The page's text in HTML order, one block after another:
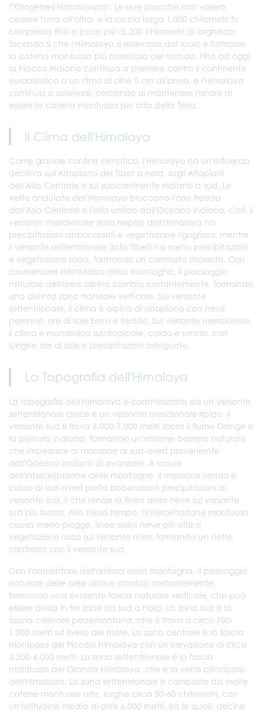
l'"Orogenesi Himalayana". Le due placche non vollero
cedere l'una all'altra, e la roccia larga 1.000 chilometri fu
compressa fino a poco più di 200 chilometri di larghezza,
facendo sì che l'Himalaya si sollevasse dal suolo e formasse
la catena montuosa più maestosa del mondo. Fino ad oggi,
la Placca Indiana continua a premere contro il continente
euroasiatico a un ritmo di oltre 5 cm all'anno, e l'Himalaya
continua a sollevarsi, cercando di mantenere l'onore di
essere la catena montuosa più alta della Terra.
Il Clima dell'Himalaya
Come grande confine climatico, l'Himalaya ha un'influenza
decisiva sull'Altopiano del Tibet a nord, sugli Altopiani
dell'Asia Centrale e sul subcontinente indiano a sud. Le
vette ondulate dell'Himalaya bloccano l'aria fredda
dall'Asia Centrale e l'aria umida dall'Oceano Indiano. Così, il
versante meridionale (lato Nepal) dell'Himalaya ha
precipitazioni abbondanti e vegetazione rigogliosa, mentre
il versante settentrionale (lato Tibet) ha meno precipitazioni
e vegetazione rada, formando un contrasto stridente. Con
l'aumentare dell'altezza della montagna, il paesaggio
naturale dell'area alpina cambia costantemente, formando
una distinta zona naturale verticale. Sul versante
settentrionale, il clima è alpino di altopiano con neve
perenne, ore di sole brevi e freddo. Sul versante meridionale,
il clima è monsonico subtropicale, caldo e umido, con
lunghe ore di sole e precipitazioni adeguate.
La Topografia dell'Himalaya
La topografia dell'Himalaya è caratterizzata da un versante
settentrionale dolce e un versante meridionale ripido. Il
versante sud si trova 6.000-7.000 metri sopra il fiume Gange e
la pianura indiana, formando un'enorme barriera naturale
che impedisce al monsone di sud-ovest proveniente
dall'Oceano Indiano di avanzare. A causa
dell'intercettazione delle montagne, il monsone umido e
caldo di sud-ovest porta abbondanti precipitazioni al
versante sud, il che rende la linea della neve sul versante
sud più bassa. Allo stesso tempo, l'intercettazione montuosa
causa meno piogge, linee della neve più alte e
vegetazione rada sul versante nord, formando un netto
contrasto con il versante sud.
Con l'aumentare dell'altezza della montagna, il paesaggio
naturale delle aree alpine cambia costantemente,
formando una evidente fascia naturale verticale, che può
essere divisa in tre zone da sud a nord. La zona sud è la
fascia collinare pedemontana, che si trova a circa 700-
1.000 metri sul livello del mare. La zona centrale è la fascia
montuosa del Piccolo Himalaya con un'elevazione di circa
3.500-4.000 metri. La zona settentrionale è la fascia
montuosa del Grande Himalaya, che è la vena principale
dell'Himalaya. La zona settentrionale è composta da molte
catene montuose alte, larghe circa 50-60 chilometri, con
un'altitudine media di oltre 6.000 metri, tra le quali, decine